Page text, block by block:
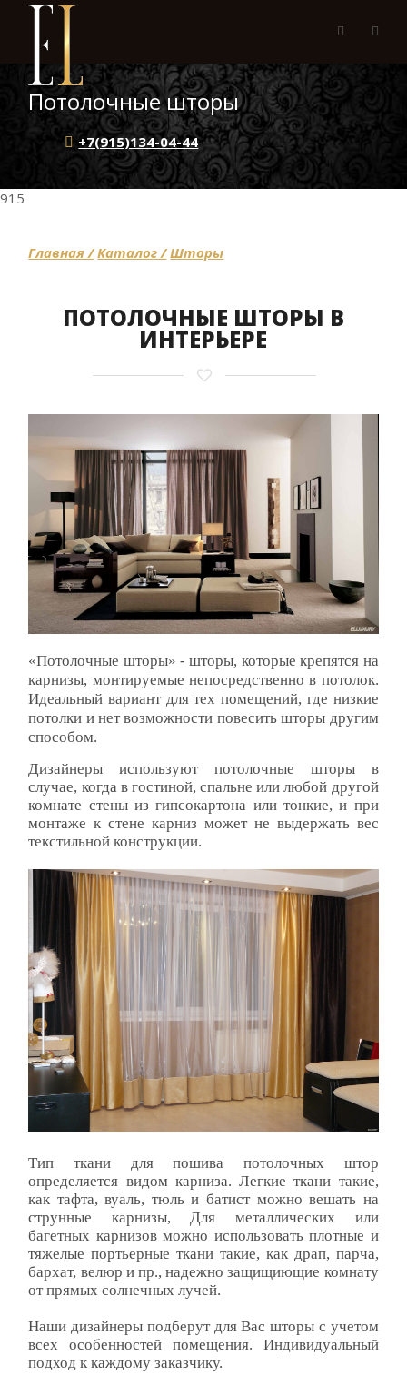
Потолочные шторы
+7(915)134-04-44
915
Главная / Каталог / Шторы
ПОТОЛОЧНЫЕ ШТОРЫ В
ИНТЕРЬЕРЕ
«Потолочные шторы» - шторы, которые крепятся на
карнизы, монтируемые непосредственно в потолок.
Идеальный вариант для тех помещений, где низкие
потолки и нет возможности повесить шторы другим
способом.
Дизайнеры используют потолочные шторы в
случае, когда в гостиной, спальне или любой другой
комнате стены из гипсокартона или тонкие, и при
монтаже к стене карниз может не выдержать вес
текстильной конструкции.
Тип ткани для пошива потолочных штор
определяется видом карниза. Легкие ткани такие,
как тафта, вуаль, тюль и батист можно вешать на
струнные карнизы, Для металлических или
багетных карнизов можно использовать плотные и
тяжелые портьерные ткани такие, как драп, парча,
бархат, велюр и пр., надежно защищиющие комнату
от прямых солнечных лучей.
Наши дизайнеры подберут для Вас шторы с учетом
всех особенностей помещения. Индивидуальный
подход к каждому заказчику.